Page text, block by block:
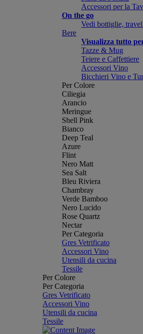
Accessori per la
On the go
Vedi bottiglie,
Bere
Visualizza tutto
Tazze & Mug
Teiere e Caffettiere
Accessori Vino
Bicchieri Vino e
Per Colore
Ciliegia
Arancio
Meringue
Shell Pink
Bianco
Deep Teal
Azure
Flint
Nero Matt
Sea Salt
Bleu Riviera
Chambray
Verde Bamboo
Nero Lucido
Rose Quartz
Nectar
Per Categoria
Gres Vetrificato
Accessori Vino
Utensili da cucina
Tessile
Per Colore
Per Categoria
Gres Vetrificato
Accessori Vino
Utensili da cucina
Tessile